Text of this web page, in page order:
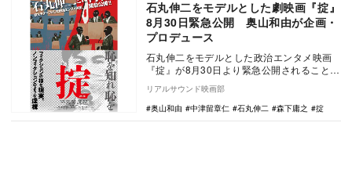
石丸伸二をモデルとした劇映画『掟』
8月30日緊急公開 奥山和由が企画・
プロデュース
石丸伸二をモデルとした政治エンタメ映画
『掟』が8月30日より緊急公開されることが
決定。あわせてポスタービジュアルと予告
編が公開さ…
リアルサウンド映画部
奥山和由
中津留章仁 石丸伸二 森下庸之 掟